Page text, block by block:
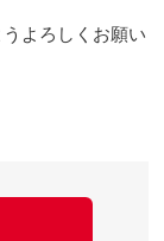
よろしくお願い